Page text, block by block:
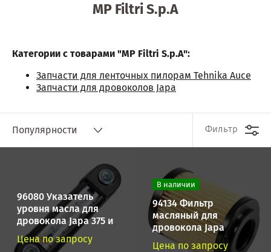
MP Filtri S.p.A
Категории с товарами "MP Filtri S.p.A":
Запчасти для ленточных пилорам Tehnika Auce
Запчасти для дровоколов Japa
Популярности Фильтр
96080 Указатель
уровня масла для
дровокола Japa 375 и
Japa 385
Цена по запросу
В наличии
94134 Фильтр
масляный для
дровокола Japa
Цена по запросу